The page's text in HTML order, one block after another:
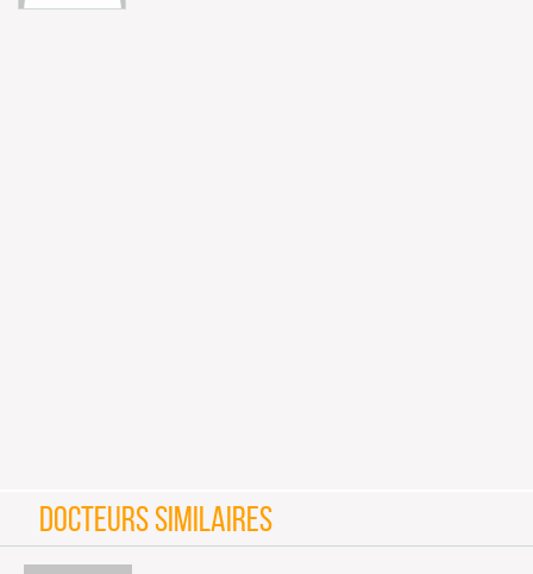
DOCTEURS SIMILAIRES